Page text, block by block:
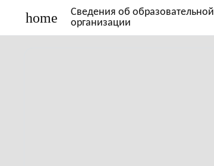
home
Сведения об образовательной
организации